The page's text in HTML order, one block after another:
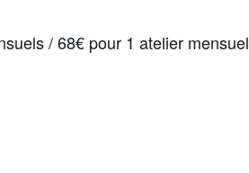
/ 68€ pour 1 atelier mensuel